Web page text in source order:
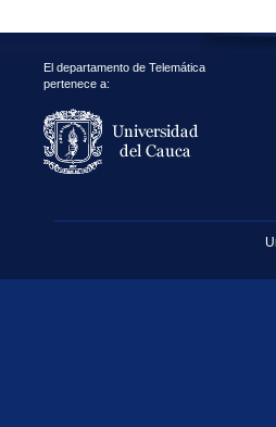
El departamento de Telemática
pertenece a: